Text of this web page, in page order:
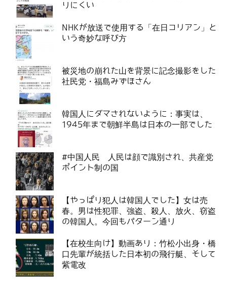
りにくい
NHKが放送で使用する「在日コリアン」と
いう奇妙な呼び方
被災地の崩れた山を背景に記念撮影をした
社民党・福島みずほさん
韓国人にダマされないように：事実は、
1945年まで朝鮮半島は日本の一部でした
#中国人民 人民は顔で識別され、共産党
ポイント制の国
【やっぱり犯人は韓国人でした】女は売
春。男は性犯罪、強盗、殺人、放火、窃盗
の韓国人。今回もパターン通り
【在校生向け】動画あり：竹松小出身・橋
口先輩が統括した日本初の飛行艇、そして
紫電改